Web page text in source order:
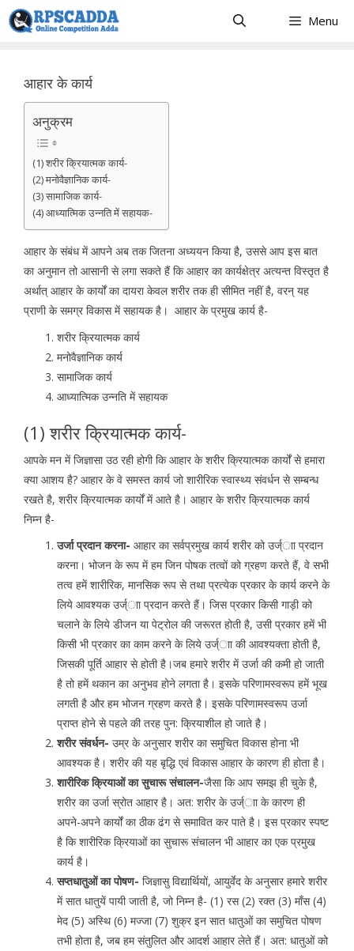
Skip
to
Menu
आहार के कार्य
अनुक्रम
(1) शरीर क्रियात्मक कार्य-
(2) मनोवैज्ञानिक कार्य-
(3) सामाजिक कार्य-
(4) आध्यात्मिक उन्नति में सहायक-
आहार के संबंध में आपने अब तक जितना अध्ययन किया है, उससे आप इस बात
का अनुमान तो आसानी से लगा सकते हैं कि आहार का कार्यक्षेत्र अत्यन्त विस्तृत है
अर्थात् आहार के कार्यों का दायरा केवल शरीर तक ही सीमित नहीं है, वरन् यह
प्राणी के समग्र विकास में सहायक है। आहार के प्रमुख कार्य है-
शरीर क्रियात्मक कार्य
मनोवैज्ञानिक कार्य
सामाजिक कार्य
आध्यात्मिक उन्नति में सहायक
(1) शरीर क्रियात्मक कार्य-
आपके मन में जिज्ञासा उठ रही होगी कि आहार के शरीर क्रियात्मक कार्यों से हमारा
क्या आशय है? आहार के वे समस्त कार्य जो शारीरिक स्वास्थ्य संवर्धन से सम्बन्ध
रखते है, शरीर क्रियात्मक कार्यों में आते है। आहार के शरीर क्रियात्मक कार्य
निम्न है-
उर्जा प्रदान करना- आहार का सर्वप्रमुख कार्य शरीर को उर्ज्ाा प्रदान
करना। भोजन के रूप में हम जिन पोषक तत्वों को ग्रहण करते हैं, वे सभी
तत्व हमें शारीरिक, मानसिक रूप से तथा प्रत्येक प्रकार के कार्य करने के
लिये आवश्यक उर्ज्ाा प्रदान करते हैं। जिस प्रकार किसी गाड़ी को
चलाने के लिये डीजन या पेट्रोल की जरूरत होती है, उसी प्रकार हमें भी
किसी भी प्रकार का काम करने के लिये उर्ज्ाा की आवश्यक्ता होती है,
जिसकी पूर्ति आहार से होती है।जब हमारे शरीर में उर्जा की कमी हो जाती
है तो हमें थकान का अनुभव होने लगता है। इसके परिणामस्वरूप हमें भूख
लगती है और हम भोजन ग्रहण करते है। इसके परिणामस्वरूप उर्जा
प्राप्त होने से पहले की तरह पुन: क्रियाशील हो जाते है।
शरीर संवर्धन- उम्र के अनुसार शरीर का समुचित विकास होना भी
आवश्यक है। शरीर की यह बृद्धि एवं विकास आहार के कारण ही होता है।
शारीरिक क्रियाओं का सुचारू संचालन-जैसा कि आप समझ ही चुके है,
शरीर का उर्जा स्रोत आहार है। अत: शरीर के उर्ज्ाा के कारण ही
अपने-अपने कार्यों का ठीक ढंग से समावित कर पाते है। इस प्रकार स्पष्ट
है कि शारीरिक क्रियाओं का सुचारू संचालन भी आहार का एक प्रमुख
कार्य है।
सप्तधातुओं का पोषण- जिज्ञासु विद्यार्थियों, आयुर्वेद के अनुसार हमारे शरीर
में सात धातुयें पायी जाती है, जो निम्न है- (1) रस (2) रक्त (3) माँस (4)
मेद (5) अस्थि (6) मज्जा (7) शुक्र इन सात धातुओं का समुचित पोषण
तभी होता है, जब हम संतुलित और आदर्श आहार लेते हैं। अत: धातुओं को